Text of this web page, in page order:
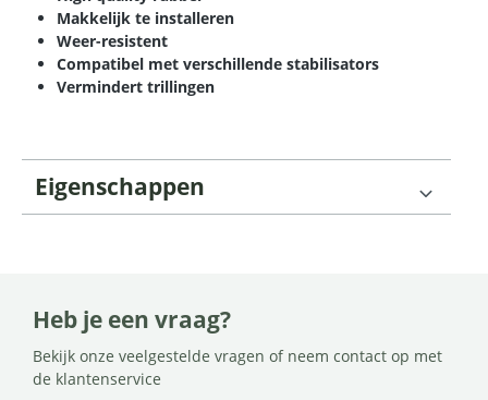
Makkelijk te installeren
Weer-resistent
Compatibel met verschillende stabilisators
Vermindert trillingen
Eigenschappen
Heb je een vraag?
Bekijk onze veelgestelde vragen of neem contact op met
de klantenservice